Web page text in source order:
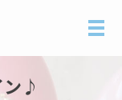
メ
ン♪